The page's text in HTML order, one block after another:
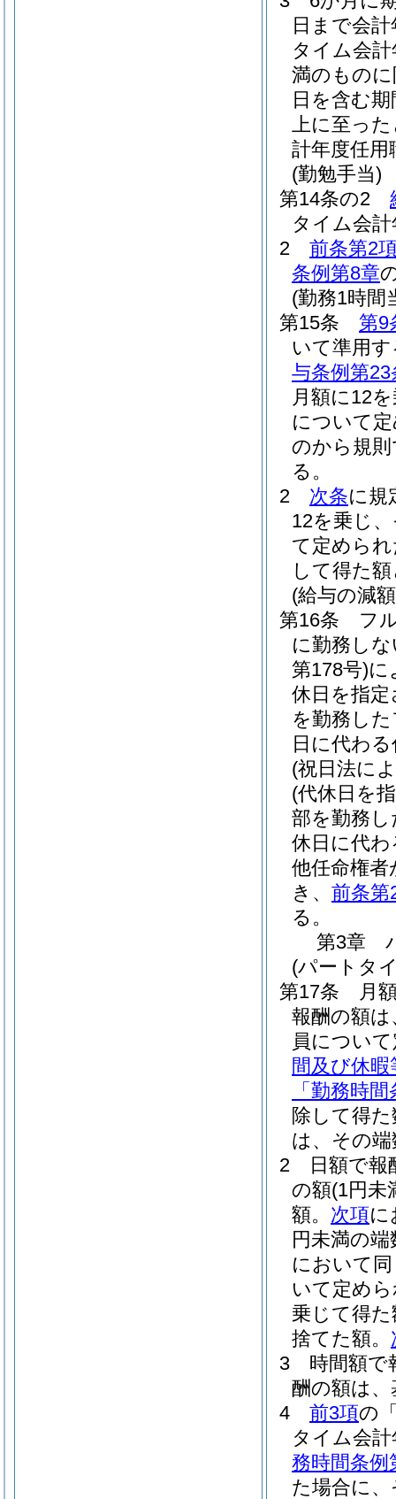
日まで会
タイム会
満のもの
日を含む
上に至っ
計年度任
(勤勉手当)
第14条の2
タイム会
2
前条第2
条例第8章
(勤務1時間
第15条
第9
いて準用
与条例第23
月額に12
について
のから規
る。
2
次条に規
12を乗じ
て定めら
して得た
(給与の減
第16条
フ
に勤務し
第178号)に
休日を指
を勤務し
日に代わ
(祝日法に
(代休日を
部を勤務
休日に代わ
他任命権
き、 前条第
る。
第3章
(パートタ
第17条
月
報酬の額
員につい
間及び休
「勤務時
除して得
は、その
2
日額で
の額(1円未
額。 次項に
円未満の
において
いて定め
乗じて得た
捨てた額。
3
時間額で
酬の額は
4
前3項の
タイム会
務時間条例
た場合に